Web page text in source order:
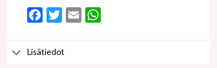
Facebook
Twitter
EmailWhatsApp
Lisätiedot